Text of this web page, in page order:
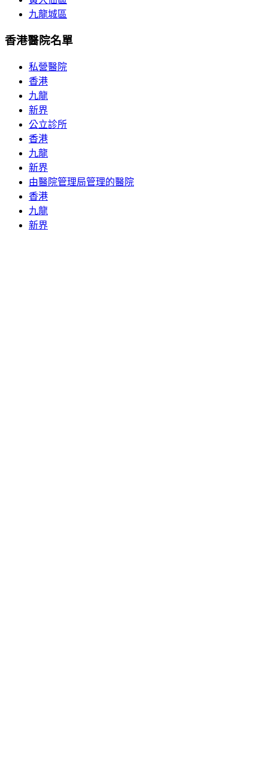
九龍城區
香港醫院名單
私營醫院
香港
九龍
新界
公立診所
香港
九龍
新界
由醫院管理局管理的醫院
香港
九龍
新界